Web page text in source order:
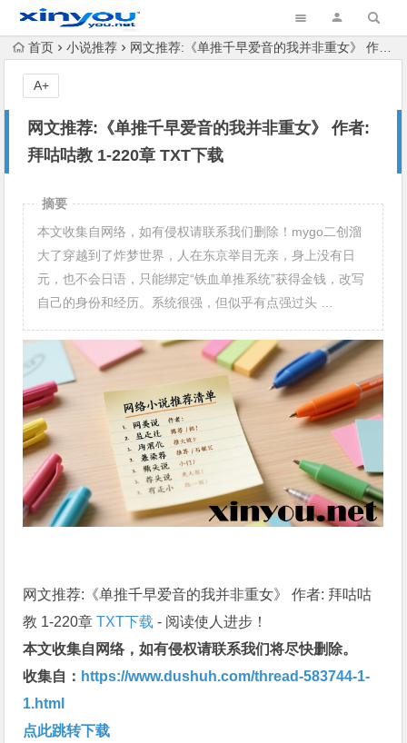
首页 小说推荐 网文推荐:《单推千早爱音的我并非重女》 作者: 拜咕咕教 1-220章 TXT下载
网文推荐:《单推千早爱音的我并非重女》 作者:
拜咕咕教 1-220章 TXT下载
A+
摘要
本文收集自网络，如有侵权请联系我们删除！mygo二创溜
大了穿越到了炸梦世界，人在东京举目无亲，身上没有日
元，也不会日语，只能绑定“铁血单推系统”获得金钱，改写
自己的身份和经历。系统很强，但似乎有点强过头 …
网文推荐:《单推千早爱音的我并非重女》 作者: 拜咕咕
教 1-220章TXT下载 - 阅读使人进步！
本文收集自网络，如有侵权请联系我们将尽快删除。
收集自： https://www.dushuh.com/thread-583744-1-
1.html
点此跳转下载